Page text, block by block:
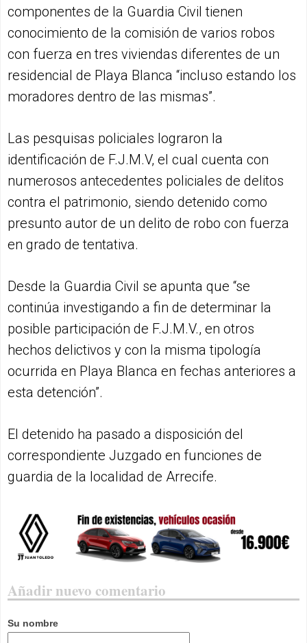
componentes de la Guardia Civil tienen
conocimiento de la comisión de varios robos
con fuerza en tres viviendas diferentes de un
residencial de Playa Blanca “incluso estando los
moradores dentro de las mismas”.
Las pesquisas policiales lograron la
identificación de F.J.M.V, el cual cuenta con
numerosos antecedentes policiales de delitos
contra el patrimonio, siendo detenido como
presunto autor de un delito de robo con fuerza
en grado de tentativa.
Desde la Guardia Civil se apunta que “se
continúa investigando a fin de determinar la
posible participación de F.J.M.V., en otros
hechos delictivos y con la misma tipología
ocurrida en Playa Blanca en fechas anteriores a
esta detención”.
El detenido ha pasado a disposición del
correspondiente Juzgado en funciones de
guardia de la localidad de Arrecife.
Añadir nuevo comentario
Su nombre